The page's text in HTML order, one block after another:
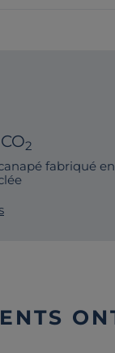
2
fabriqué